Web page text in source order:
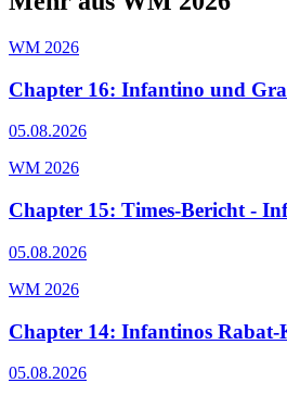
WM 2026
Chapter 16: Infantino und
05.08.2026
WM 2026
Chapter 15: Times-Bericht -
05.08.2026
WM 2026
Chapter 14: Infantinos Rabat-
05.08.2026